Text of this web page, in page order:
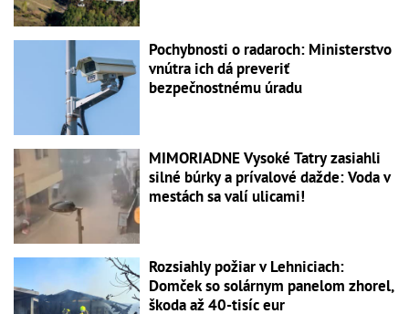
Pochybnosti o radaroch: Ministerstvo
vnútra ich dá preveriť
bezpečnostnému úradu
MIMORIADNE Vysoké Tatry zasiahli
silné búrky a prívalové dažde: Voda v
mestách sa valí ulicami!
Rozsiahly požiar v Lehniciach:
Domček so solárnym panelom zhorel,
škoda až 40-tisíc eur